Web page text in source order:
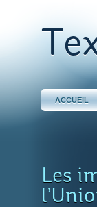
ACCUEIL
Les